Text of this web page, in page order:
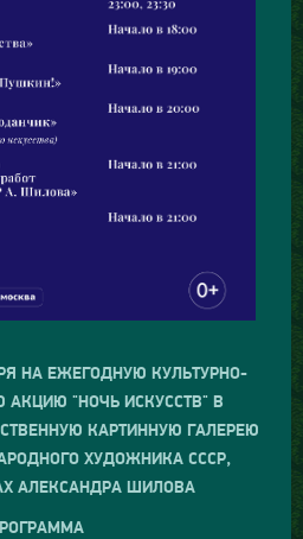
НА ЕЖЕГОДНУЮ КУЛЬТУРНО-
АКЦИЮ "НОЧЬ ИСКУССТВ" В
КАРТИННУЮ ГАЛЕРЕЮ
ХУДОЖНИКА СССР,
АЛЕКСАНДРА ШИЛОВА